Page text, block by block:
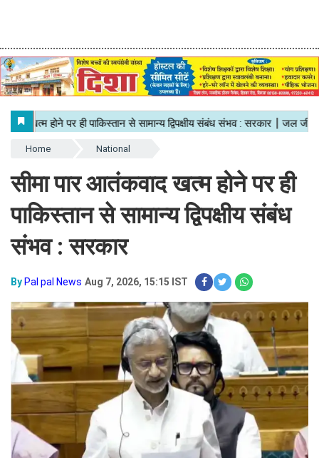
Home National
सीमा पार आतंकवाद खत्म होने पर ही
पाकिस्तान से सामान्य द्विपक्षीय संबंध
संभव : सरकार
By Pal pal News Aug 7, 2026, 15:15 IST